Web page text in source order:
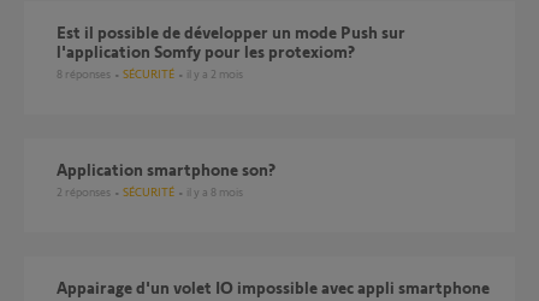
Est il possible de développer un mode Push sur
l'application Somfy pour les protexiom?
8 réponses SÉCURITÉ il y a 2 mois
application smartphone son?
2 réponses SÉCURITÉ il y a 8 mois
Appairage d'un volet IO impossible avec appli smartphone